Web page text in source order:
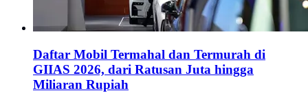
Daftar Mobil Termahal dan Termurah di
GIIAS 2026, dari Ratusan Juta hingga
Miliaran Rupiah